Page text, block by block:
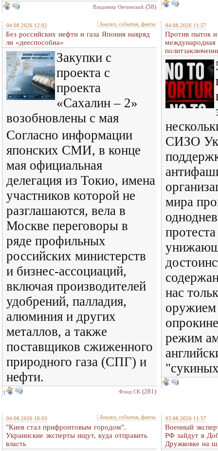
Владимир Овчинский (58)
04.08.2026 12:02 Анализ, события, факты
Без российских нефти и газа Япония навряд
ли «дееспособна»
Закупки с
проекта с
проекта
«Сахалин – 2»
возобновлены с мая
Согласно информации
японских СМИ, в конце
мая официальная
делегация из Токио, имена
участников которой не
разглашаются, вела в
Москве переговоры в
ряде профильных
российских министерств
и бизнес-ассоциаций,
включая производителей
удобрений, палладия,
алюминия и других
металлов, а также
поставщиков сжиженного
природного газа (СПГ) и
нефти.
1 Фонд СК (281)
04.08.2026 11:57
Против пыток и
международная
СИЗО
мира
нас
оружием
режим
04.08.2026 10:03 Анализ, события, факты
"Киев стал прифронтовым городом".
Украинские эксперты ищут, куда отправить
власть
03.08.2026 11:57
Военный
РФ зайдут в
Дружковке на